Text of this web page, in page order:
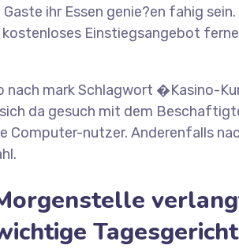
ihr Essen genie?en fahig
Einstiegsangebot
nach mark Schlagwort
da gesuch mit dem
Computer-nutzer. Anderenfalls